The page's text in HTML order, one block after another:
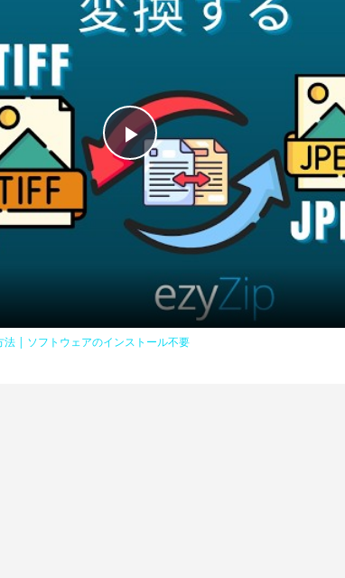
Play
Video
法 | ソフトウェアのインストール不要